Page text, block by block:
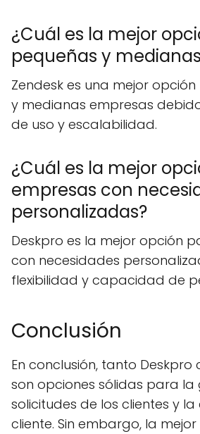
¿Cuál es la mejor
pequeñas y
Zendesk es una mejor
y medianas empresas
de uso y escalabilidad.
¿Cuál es la mejor
empresas con
personalizadas?
Deskpro es la mejor opción
con necesidades
flexibilidad y capacidad de
Conclusión
En conclusión, tanto Deskpro
son opciones sólidas para la
solicitudes de los clientes y
cliente. Sin embargo, la